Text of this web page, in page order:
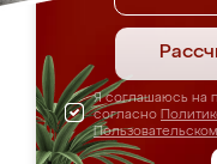
Я соглашаюсь на
согласно